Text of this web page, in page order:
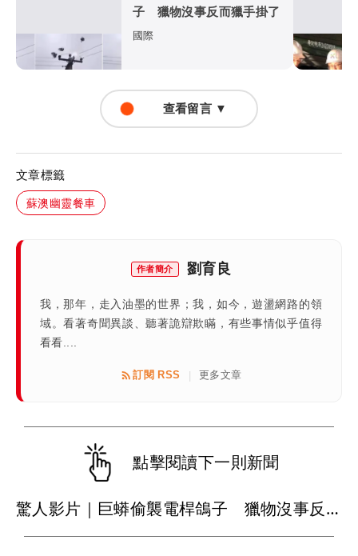
子 獵物沒事反而獵手掛了
國際
查看留言 ▼
文章標籤
蘇澳幽靈餐車
作者簡介 劉育良
我，那年，走入油墨的世界；我，如今，遊盪網路的領
域。看著奇聞異談、聽著詭辯欺瞞，有些事情似乎值得
看看....
訂閱 RSS 更多文章
點擊閱讀下一則新聞
驚人影片｜巨蟒偷襲電桿鴿子 獵物沒事反而獵手掛了